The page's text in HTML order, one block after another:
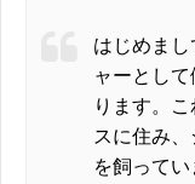
はじめま
ャーとし
ります。
スに住み
を飼って